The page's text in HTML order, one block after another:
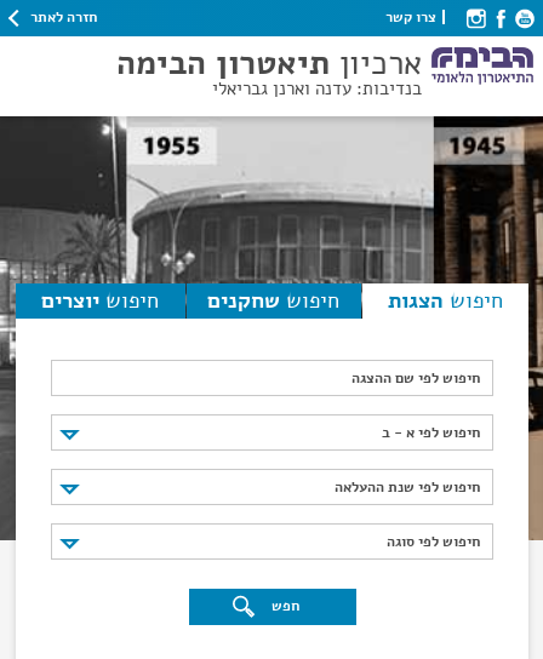
צרו קשר חזרה לאתר
ארכיון תיאטרון הבימה
בנדיבות: עדנה וארנן גבריאלי
חיפוש הצגות חיפוש שחקנים חיפוש יוצרים
חיפוש לפי שם ההצגה
חיפוש לפי א - ב
חיפוש לפי א - ב
חיפוש לפי שנת ההעלאה
חיפוש לפי שנת ההעלאה
חיפוש לפי סוגה
חיפוש לפי סוגה
חפש